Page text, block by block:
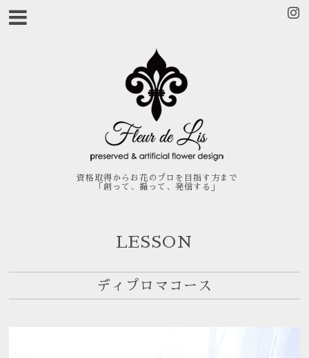
資格取得からお花のプロを目指す方まで
「創って、撮って、発信する」
LESSON
ディプロマコース